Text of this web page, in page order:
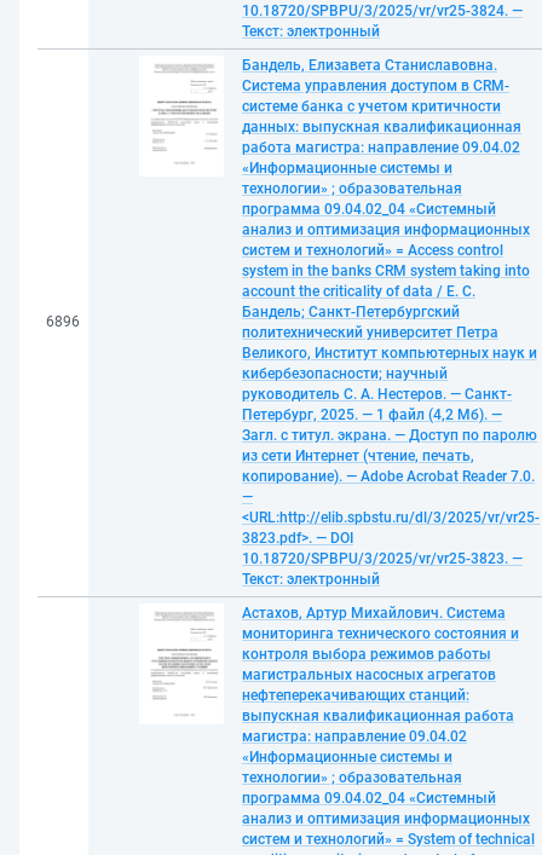
10.18720/SPBPU/3/2025/vr/vr25-3824. —
Текст: электронный
6896
Бандель, Елизавета Станиславовна.
Система управления доступом в CRM-
системе банка с учетом критичности
данных: выпускная квалификационная
работа магистра: направление 09.04.02
«Информационные системы и
технологии» ; образовательная
программа 09.04.02_04 «Системный
анализ и оптимизация информационных
систем и технологий» = Access control
system in the banks CRM system taking into
account the criticality of data / Е. С.
Бандель; Санкт-Петербургский
политехнический университет Петра
Великого, Институт компьютерных наук и
кибербезопасности; научный
руководитель С. А. Нестеров. — Санкт-
Петербург, 2025. — 1 файл (4,2 Мб). —
Загл. с титул. экрана. — Доступ по паролю
из сети Интернет (чтение, печать,
копирование). — Adobe Acrobat Reader 7.0.
—
<URL:http://elib.spbstu.ru/dl/3/2025/vr/vr25-
3823.pdf>. — DOI
10.18720/SPBPU/3/2025/vr/vr25-3823. —
Текст: электронный
Астахов, Артур Михайлович. Система
мониторинга технического состояния и
контроля выбора режимов работы
магистральных насосных агрегатов
нефтеперекачивающих станций:
выпускная квалификационная работа
магистра: направление 09.04.02
«Информационные системы и
технологии» ; образовательная
программа 09.04.02_04 «Системный
анализ и оптимизация информационных
систем и технологий» = System of technical